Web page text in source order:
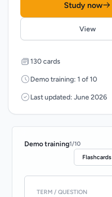
Study now
View
130 cards
Demo training: 1 of 10
Last updated: June 2026
Demo training1/10
Flashcards
TERM / QUESTION